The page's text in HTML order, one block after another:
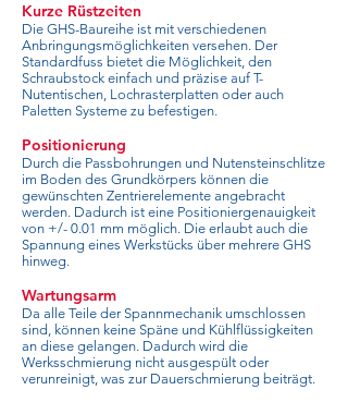
Kurze Rüstzeiten
Die GHS-Baureihe ist mit verschiedenen
Anbringungsmöglichkeiten versehen. Der
Standardfuss bietet die Möglichkeit, den
Schraubstock einfach und präzise auf T-
Nutentischen, Lochrasterplatten oder auch
Paletten Systeme zu befestigen.
Positionierung
Durch die Passbohrungen und Nutensteinschlitze
im Boden des Grundkörpers können die
gewünschten Zentrierelemente angebracht
werden. Dadurch ist eine Positioniergenauigkeit
von +/- 0.01 mm möglich. Die erlaubt auch die
Spannung eines Werkstücks über mehrere GHS
hinweg.
Wartungsarm
Da alle Teile der Spannmechanik umschlossen
sind, können keine Späne und Kühlflüssigkeiten
an diese gelangen. Dadurch wird die
Werksschmierung nicht ausgespült oder
verunreinigt, was zur Dauerschmierung beiträgt.